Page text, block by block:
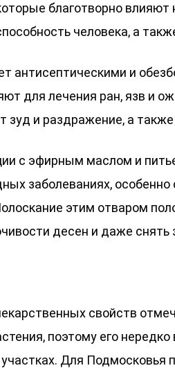
благотворно
человека, а
антисептическими и
для лечения ран, язв и
зуд и раздражение, а
с эфирным маслом и
заболеваниях,
этим отваром
десен и даже снять
свойств
поэтому его
Для Подмосковья